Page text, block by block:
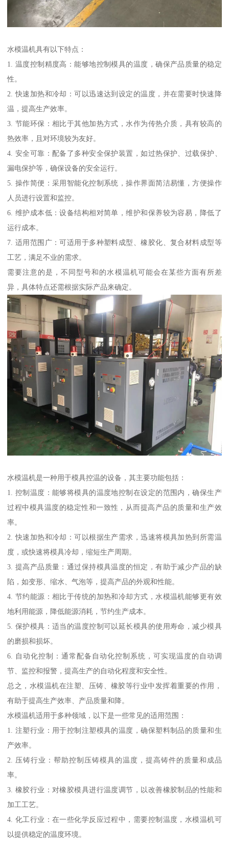
水模温机具有以下特点：
1. 温度控制精度高：能够地控制模具的温度，确保产品质量的稳定
性。
2. 快速加热和冷却：可以迅速达到设定的温度，并在需要时快速降
温，提高生产效率。
3. 节能环保：相比于其他加热方式，水作为传热介质，具有较高的
热效率，且对环境较为友好。
4. 安全可靠：配备了多种安全保护装置，如过热保护、过载保护、
漏电保护等，确保设备的安全运行。
5. 操作简便：采用智能化控制系统，操作界面简洁易懂，方便操作
人员进行设置和监控。
6. 维护成本低：设备结构相对简单，维护和保养较为容易，降低了
运行成本。
7. 适用范围广：可适用于多种塑料成型、橡胶化、复合材料成型等
工艺，满足不业的需求。
需要注意的是，不同型号和的水模温机可能会在某些方面有所差
异，具体特点还需根据实际产品来确定。
水模温机是一种用于模具控温的设备，其主要功能包括：
1. 控制温度：能够将模具的温度地控制在设定的范围内，确保生产
过程中模具温度的稳定性和一致性，从而提高产品的质量和生产效
率。
2. 快速加热和冷却：可以根据生产需求，迅速将模具加热到所需温
度，或快速将模具冷却，缩短生产周期。
3. 提高产品质量：通过保持模具温度的恒定，有助于减少产品的缺
陷，如变形、缩水、气泡等，提高产品的外观和性能。
4. 节约能源：相比于传统的加热和冷却方式，水模温机能够更有效
地利用能源，降低能源消耗，节约生产成本。
5. 保护模具：适当的温度控制可以延长模具的使用寿命，减少模具
的磨损和损坏。
6. 自动化控制：通常配备自动化控制系统，可实现温度的自动调
节、监控和报警，提高生产的自动化程度和安全性。
总之，水模温机在注塑、压铸、橡胶等行业中发挥着重要的作用，
有助于提高生产效率、产品质量和降。
水模温机适用于多种领域，以下是一些常见的适用范围：
1. 注塑行业：用于控制注塑模具的温度，确保塑料制品的质量和生
产效率。
2. 压铸行业：帮助控制压铸模具的温度，提高铸件的质量和成品
率。
3. 橡胶行业：对橡胶模具进行温度调节，以改善橡胶制品的性能和
加工工艺。
4. 化工行业：在一些化学反应过程中，需要控制温度，水模温机可
以提供稳定的温度环境。